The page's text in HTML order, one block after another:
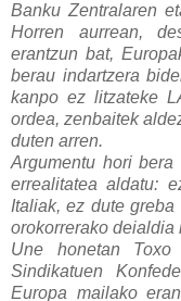
Banku Zentralaren
Horren aurrean,
erantzun bat,
berau indartzera
kanpo ez litzateke
ordea, zenbaitek
duten arren.
Argumentu hori
errealitatea aldatu:
Italiak, ez dute
orokorrerako deialdia
Une honetan Toxo
Sindikatuen
Europa mailako